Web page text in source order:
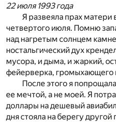
22 июля 1993 года
Я развеяла прах
четвертого июля. Помню
над нагретым солнцем
ностальгический дух
мусора, и дыма, и жаркий,
фейерверка, громыхающего
После этого я
ее мечтой, а не моей. Я
доллары на дешевый
дня стояла на берегу другой